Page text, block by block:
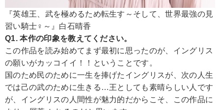
『英雄王、武を極めるため転生す～そして、世界最強の見
習い騎士♀～』白石晴香
Q1. 本作の印象を教えてください。
この作品を読み始めてまず最初に思ったのが、イングリス
の願いがカッコイイ！！ということです。
国のため民のために一生を捧げたイングリスが、次の人生
では己の武のために生きる…王としても素晴らしい人です
が、イングリスの人間性が魅力的だからこそ、この作品に